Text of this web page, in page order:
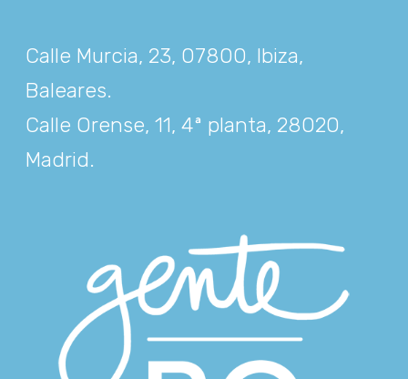
Calle Murcia, 23, 07800, Ibiza,
Baleares.
Calle Orense, 11, 4ª planta, 28020,
Madrid.